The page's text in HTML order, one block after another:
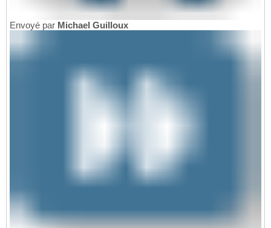
Envoyé par Michael Guilloux